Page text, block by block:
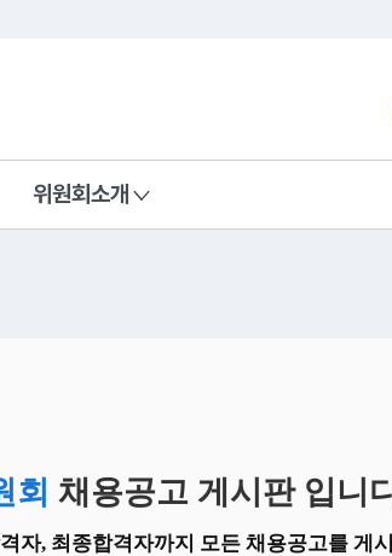
위원회소개
회 채용공고 게시판 입니
자, 최종합격자까지 모든 채용공고를 게